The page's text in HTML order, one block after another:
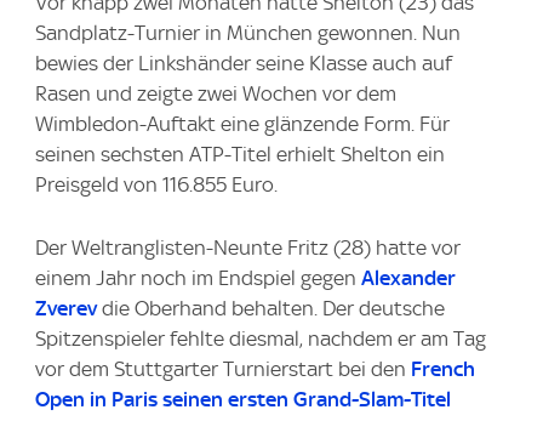
Sandplatz-Turnier in München gewonnen. Nun
bewies der Linkshänder seine Klasse auch auf
Rasen und zeigte zwei Wochen vor dem
Wimbledon-Auftakt eine glänzende Form. Für
seinen sechsten ATP-Titel erhielt Shelton ein
Preisgeld von 116.855 Euro.
Der Weltranglisten-Neunte Fritz (28) hatte vor
einem Jahr noch im Endspiel gegen Alexander
Zverevdie Oberhand behalten. Der deutsche
Spitzenspieler fehlte diesmal, nachdem er am Tag
vor dem Stuttgarter Turnierstart bei den French
Open in Paris seinen ersten Grand-Slam-Titel